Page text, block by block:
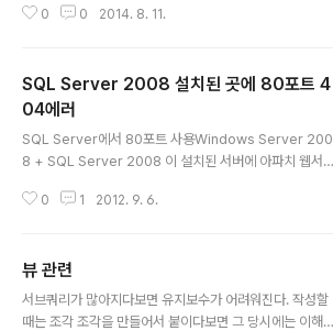
가지고 있어서 자동증가 필드로 지정이 가능하다. 이것에
가 Sequence에 비해 동시성 문제가 발생할 가능성이 있
느냐는 것이다.우리 부서의 전직 오라클 DBA를 했던 분은
대량의 데이터를 넣는 테이블에 자동증가컬럼을 사용할 경
우 최종 값을 찾기 위해서 계속 검색을 해야 하기 때문에 검
되었지만 SQL Server 2005 시대(2006년 4월) 작..
0 0 2014. 8. 11.
SQL Server 2008 설치된 곳에 80포트 4
04에러
SQL Server에서 80포트 사용Windows Server 200
8 + SQL Server 2008 이 설치된 서버에 아파치 웹서
다.Not FoundHTTP Error 404. The requested re
지했어도 여전히 Listening하고 있었다. 어떤 서비스가 8
0포트를 서비스하는지 아래 명령을 찾아보았지만,> netst
at -noa | find ":80" TCP 0.0.0.0:80 0.0.0.0:0 LIST
0 1 2012. 9. 6.
뷰 관련
서브쿼리가 많아지다보면 유지보수가 어려워진다. 작성할
때는 조각 조각을 만들어서 붙이다보면 그 당시에는 이해